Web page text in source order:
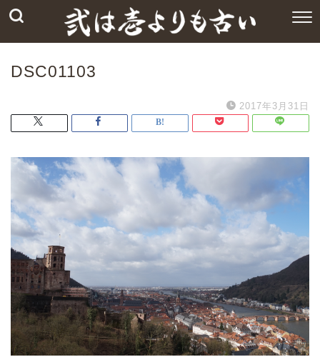
DSC01103
2017年3月31日